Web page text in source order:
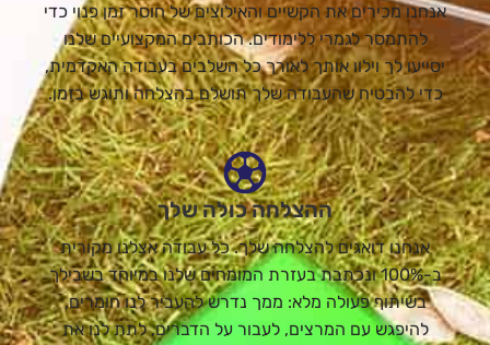
אנחנו מכירים את הקשיים והאילוצים של חוסר זמן פנוי כדי
להתמסר לגמרי ללימודים. הכותבים המקצועיים שלנו
יסייעו לך וילוו אותך לאורך כל השלבים בעבודה האקדמית,
כדי להבטיח שהעבודה שלך תושלם בהצלחה ותוגש בזמן.
ההצלחה כולה שלך
אנחנו דואגים להצלחה שלך. כל עבודה אצלנו מקורית
ב-100% ונכתבת בעזרת המומחים שלנו במיוחד בשבילך
בשיתוף פעולה מלא: ממך נדרש להעביר לנו חומרים,
להיפגש עם המרצים, לעבור על הדברים, לתת לנו את